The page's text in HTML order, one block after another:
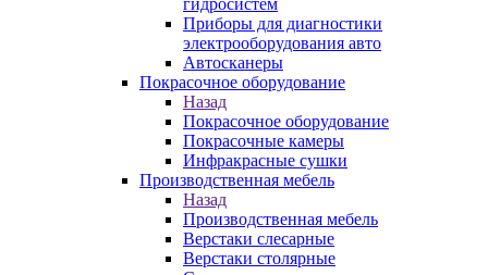
гидросистем
Приборы для диагностики
электрооборудования авто
Автосканеры
Покрасочное оборудование
Назад
Покрасочное оборудование
Покрасочные камеры
Инфракрасные сушки
Производственная мебель
Назад
Производственная мебель
Верстаки слесарные
Верстаки столярные